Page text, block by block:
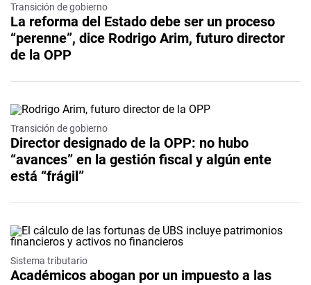
Transición de gobierno
La reforma del Estado debe ser un proceso
“perenne”, dice Rodrigo Arim, futuro director
de la OPP
Transición de gobierno
Director designado de la OPP: no hubo
“avances” en la gestión fiscal y algún ente
está “frágil”
Sistema tributario
Académicos abogan por un impuesto a las